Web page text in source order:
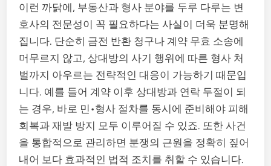
이런 까닭에, 부동산과 형사 분야를 두루 다루는 변
호사의 전문성이 꼭 필요하다는 사실이 더욱 분명해
집니다. 단순히 금전 반환 청구나 계약 무효 소송에
머무르지 않고, 상대방의 사기 행위에 따른 형사 처
벌까지 아우르는 전략적인 대응이 가능하기 때문입
니다. 예를 들어 계약 이후 상대방과 연락 두절이 되
는 경우, 바로 민•형사 절차를 동시에 준비해야 피해
회복과 재발 방지 모두 이루어질 수 있죠. 또한 사건
을 통합적으로 관리하면 분쟁의 근원을 정확히 짚어
내어 보다 효과적인 법적 조치를 취할 수 있습니다.